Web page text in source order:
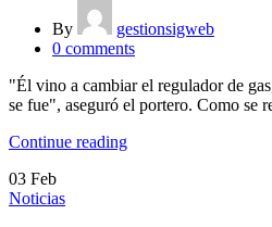
By
gestionsigweb
0 comments
"Él vino a cambiar el regulador de
se fue", aseguró el portero. Como se
Continue reading
03 Feb
Noticias